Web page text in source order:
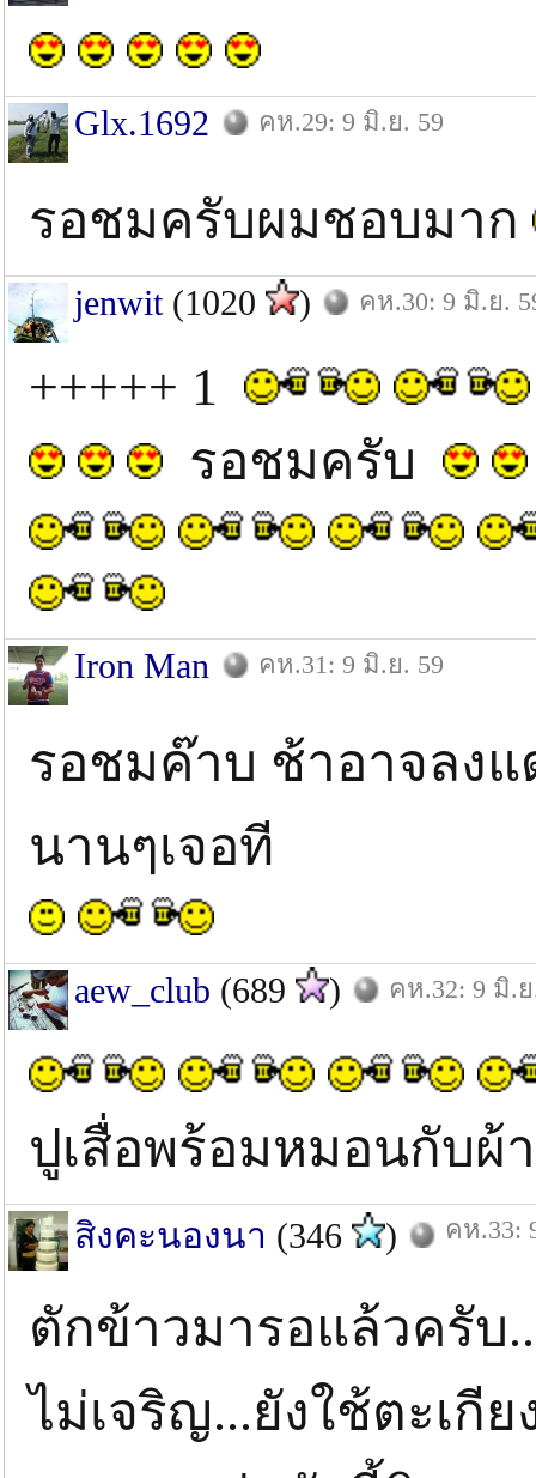
Glx.1692 คห.29: 9 มิ.ย. 59
รอชมครับผมชอบมาก
jenwit(1020 ) คห.30: 9 มิ.ย.
+++++ 1
รอชมครับ
Iron Man คห.31: 9 มิ.ย. 59
รอชมค๊าบ ช้าอาจลง
นานๆเจอที
aew_club (689 ) คห.32: 9 มิ.ย
ปูเสื่อพร้อมหมอนกับผ้
สิงคะนองนา (346 ) คห.33:
ตักข้าวมารอแล้วครับ
ไม่เจริญ...ยังใช้ตะเกี